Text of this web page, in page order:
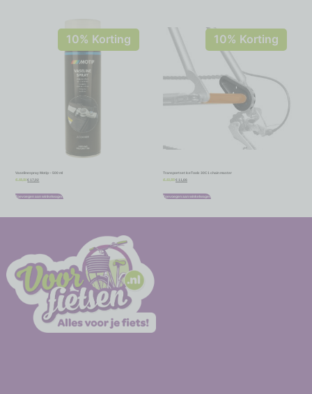
10% Korting
Vaselinespray Motip – 500 ml
€18,91 € 17,02
Toevoegen aan winkelwagen
10% Korting
Transportset IceToolz 30C1 chain master
€ 12,95 € 11,66
Toevoegen aan winkelwagen